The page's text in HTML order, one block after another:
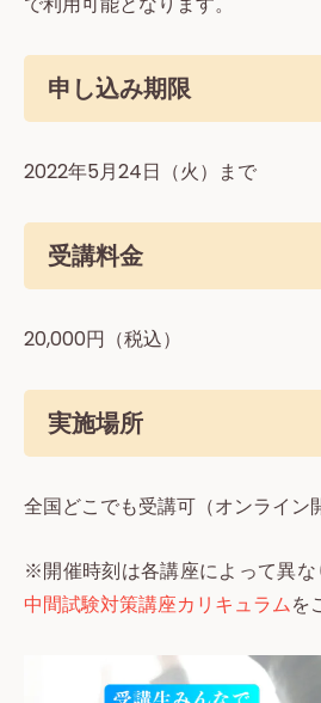
申し込み期限
2022年5月24日（火）まで
受講料金
20,000円（税込）
実施場所
全国どこでも受講可（オンライン
※開催時刻は各講座によって異な
中間試験対策講座カリキュラムを